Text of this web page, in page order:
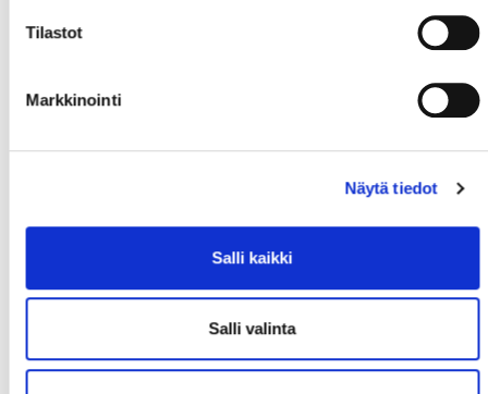
Tilastot
Markkinointi
Näytä tiedot
Salli kaikki
Salli valinta